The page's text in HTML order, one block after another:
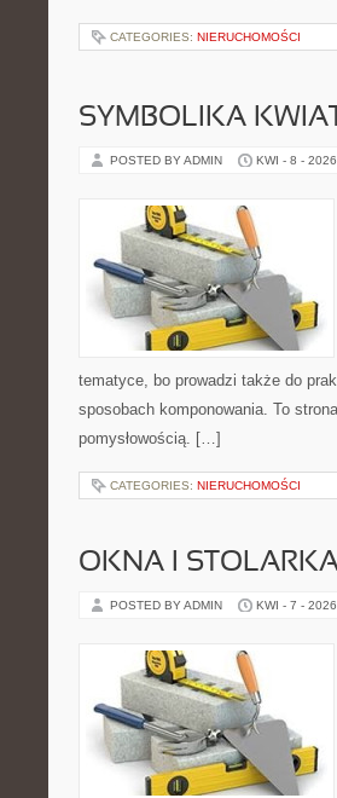
CATEGORIES: NIERUCHOMOŚCI
SYMBOLIKA
POSTED BY ADMIN KWI - 8 - 2026
tematyce, bo prowadzi także do
sposobach komponowania. To
pomysłowością. […]
CATEGORIES: NIERUCHOMOŚCI
OKNA I
POSTED BY ADMIN KWI - 7 - 2026